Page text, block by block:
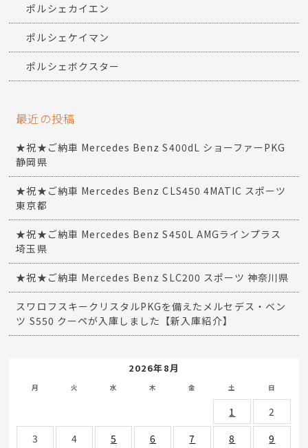
ポルシェカイエン
ポルシェケイマン
ポルシェボクスター
最近の投稿
★祝★ご納車 Mercedes Benz S400dL ショーファーPKG
静岡県
★祝★ご納車 Mercedes Benz CLS450 4MATIC スポーツ
東京都
★祝★ご納車 Mercedes Benz S450L AMGラインプラス
埼玉県
★祝★ご納車 Mercedes Benz SLC200 スポーツ 神奈川県
スワロフスキークリスタルPKGを備えたメルセデス・ベン
ツ S550 クーペが入庫しました【新入庫紹介】
2026年8月
月 火 水 木 金 土 日
1
2
3
4 5 6 7 8 9